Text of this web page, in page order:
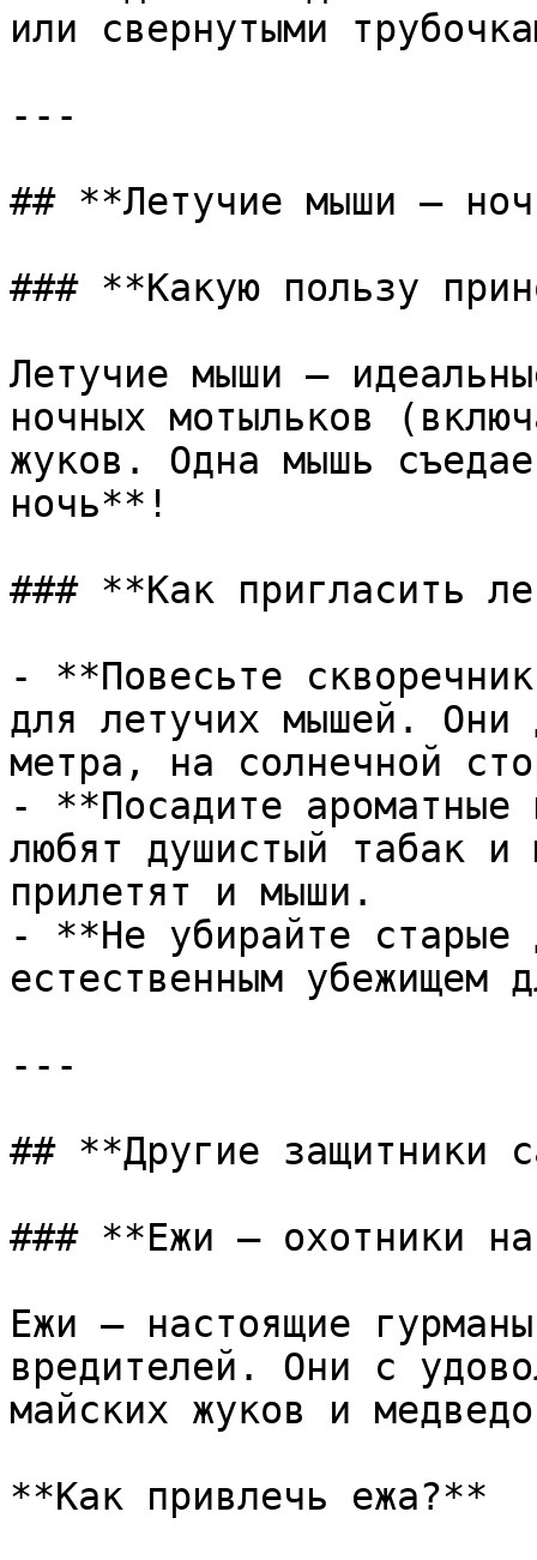
или свернутыми
---
## **Летучие мыши –
### **Какую пользу
Летучие мыши –
ночных мотыльков
жуков. Одна мышь
ночь**!
### **Как пригласить
- **Повесьте
для летучих мышей.
метра, на солнечной
- **Посадите ароматные
любят душистый табак
прилетят и мыши.
- **Не убирайте старые
естественным убежищем
---
## **Другие защитники
### **Ежи – охотники
Ежи – настоящие
вредителей. Они с
майских жуков и
**Как привлечь ежа?**